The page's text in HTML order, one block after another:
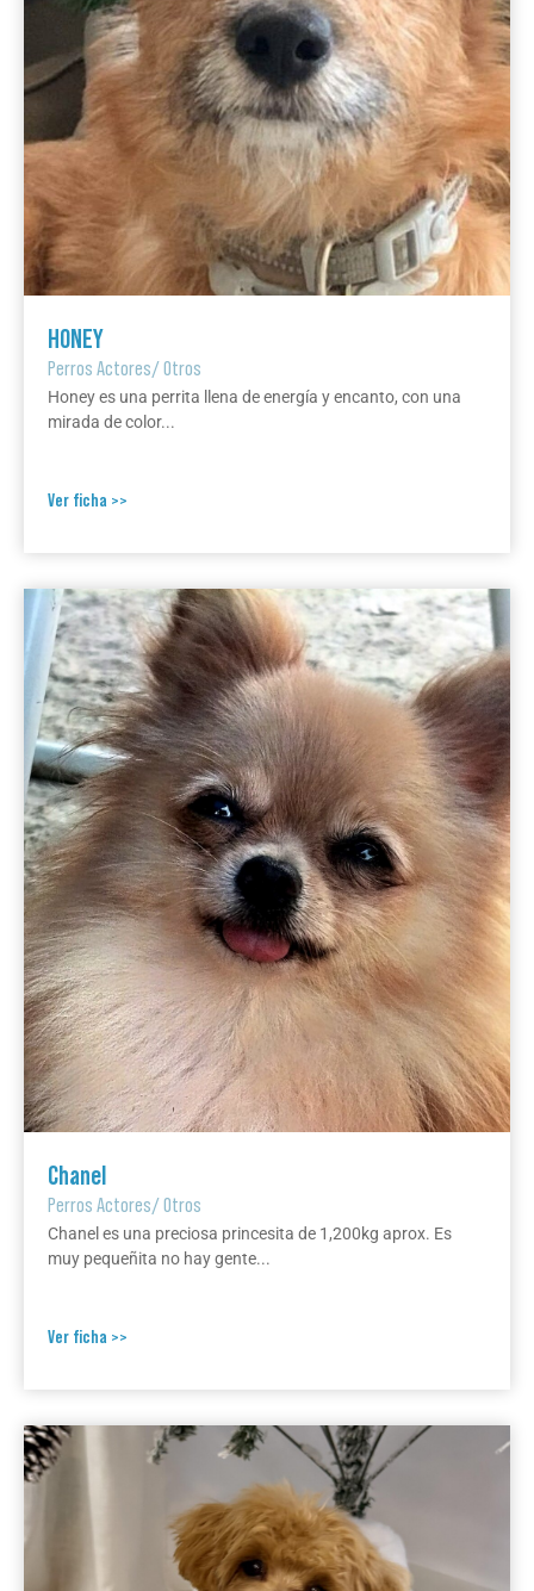
HONEY
Perros Actores/Otros
Honey es una perrita llena de energía y encanto, con una
mirada de color...
Ver ficha >>
Chanel
Perros Actores/Otros
Chanel es una preciosa princesita de 1,200kg aprox. Es
muy pequeñita no hay gente...
Ver ficha >>